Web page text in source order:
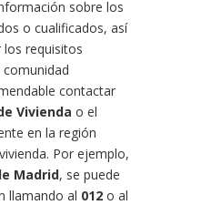
sobre los
o cualificados, así
requisitos
contactar
Vivienda o el
en la región
Por ejemplo,
Madrid, se puede
llamando al 012o al